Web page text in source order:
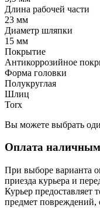
Длина рабочей части
23 мм
Диаметр шляпки
15 мм
Покрытие
Антикоррозийное
Форма головки
Полукруглая
Шлиц
Torx
Вы можете выбрать
Оплата
При выборе варианта
приезда курьера и
Курьер предоставляет
предмет повреждений,